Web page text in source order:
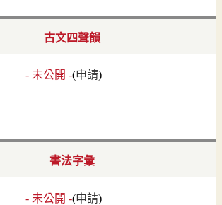
古文四聲韻
- 未公開 -(申請)
書法字彙
- 未公開 -(申請)